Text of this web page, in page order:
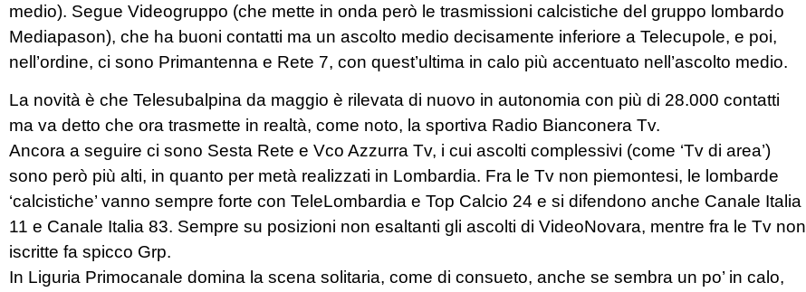
medio). Segue Videogruppo (che mette in onda però le trasmissioni calcistiche del gruppo lombardo
Mediapason), che ha buoni contatti ma un ascolto medio decisamente inferiore a Telecupole, e poi,
nell’ordine, ci sono Primantenna e Rete 7, con quest’ultima in calo più accentuato nell’ascolto medio.
La novità è che Telesubalpina da maggio è rilevata di nuovo in autonomia con più di 28.000 contatti
ma va detto che ora trasmette in realtà, come noto, la sportiva Radio Bianconera Tv.
Ancora a seguire ci sono Sesta Rete e Vco Azzurra Tv, i cui ascolti complessivi (come ‘Tv di area’)
sono però più alti, in quanto per metà realizzati in Lombardia. Fra le Tv non piemontesi, le lombarde
‘calcistiche’ vanno sempre forte con TeleLombardia e Top Calcio 24 e si difendono anche Canale Italia
11 e Canale Italia 83. Sempre su posizioni non esaltanti gli ascolti di VideoNovara, mentre fra le Tv non
iscritte fa spicco Grp.
In Liguria Primocanale domina la scena solitaria, come di consueto, anche se sembra un po’ in calo,